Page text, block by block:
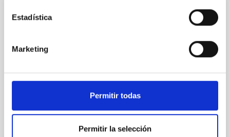
Estadística
Marketing
Permitir todas
Permitir la selección
Reunión Conjunta Final COST NanoSpace
La Reunión Científica Conjunta Final de COST
IACTEC en el Parque Tecnológico de La Laguna
de La Laguna ,Tenerife, Spain